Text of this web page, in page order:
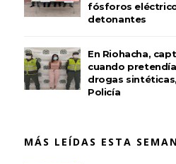
fósforos
detonantes
En Riohacha,
cuando
drogas
Policía
MÁS LEÍDAS ESTA